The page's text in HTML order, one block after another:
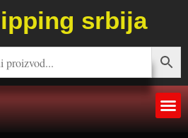
srbija